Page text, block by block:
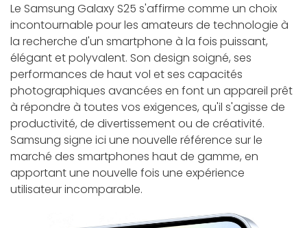
Le Samsung Galaxy S25 s'affirme comme un choix
incontournable pour les amateurs de technologie à
la recherche d'un smartphone à la fois puissant,
élégant et polyvalent. Son design soigné, ses
performances de haut vol et ses capacités
photographiques avancées en font un appareil prêt
à répondre à toutes vos exigences, qu'il s'agisse de
productivité, de divertissement ou de créativité.
Samsung signe ici une nouvelle référence sur le
marché des smartphones haut de gamme, en
apportant une nouvelle fois une expérience
utilisateur incomparable.